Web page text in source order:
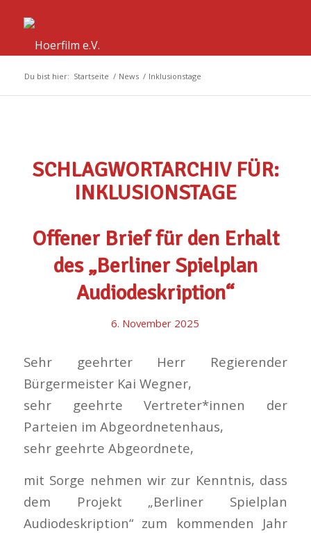
Du bist hier: Startseite / News / Inklusionstage
SCHLAGWORTARCHIV FÜR:
INKLUSIONSTAGE
Offener Brief für den Erhalt
des „Berliner Spielplan
Audiodeskription“
6. November 2025
Sehr geehrter Herr Regierender
Bürgermeister Kai Wegner,
sehr geehrte Vertreter*innen der
Parteien im Abgeordnetenhaus,
sehr geehrte Abgeordnete,
mit Sorge nehmen wir zur Kenntnis, dass
dem Projekt „Berliner Spielplan
Audiodeskription“ zum kommenden Jahr